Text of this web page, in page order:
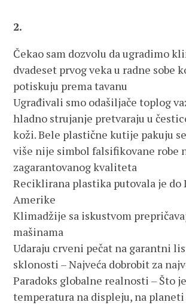
2.
Čekao sam dozvolu da ugradimo
dvadeset prvog veka u radne sobe
potiskuju prema tavanu
Ugrađivali smo odašiljače toplog
hladno strujanje pretvaraju u
koži. Bele plastične kutije pakuju
više nije simbol falsifikovane robe
zagarantovanog kvaliteta
Reciklirana plastika putovala je do
Amerike
Klimadžije sa iskustvom
mašinama
Udaraju crveni pečat na garantni
sklonosti – Najveća dobrobit za
Paradoks globalne realnosti – Što
temperatura na displeju, na planeti